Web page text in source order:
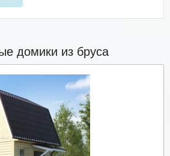
домики из бруса